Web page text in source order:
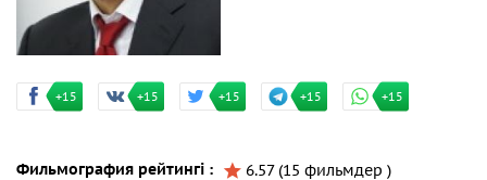
+15 +15 +15 +15 +15
Фильмография рейтингі : 6.57 (15 фильмдер )